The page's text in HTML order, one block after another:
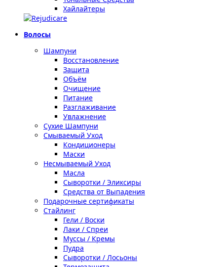
Хайлайтеры
Волосы
Шампуни
Восстановление
Защита
Объём
Очищение
Питание
Разглаживание
Увлажнение
Сухие Шампуни
Смываемый Уход
Кондиционеры
Маски
Несмываемый Уход
Масла
Сыворотки / Эликсиры
Средства от Выпадения
Подарочные сертификаты
Стайлинг
Гели / Воски
Лаки / Спреи
Муссы / Кремы
Пудра
Сыворотки / Лосьоны